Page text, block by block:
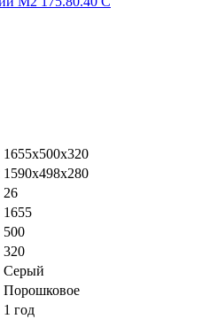
1655x500x320
1590x498x280
26
1655
500
320
Серый
Порошковое
1 год